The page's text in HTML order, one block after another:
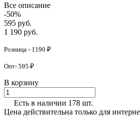
Все описание
-50%
595 руб.
1 190 руб.
Розница - 1190 ₽
Опт- 595 ₽
В корзину
Есть в наличии 178 шт.
Цена действительна только для